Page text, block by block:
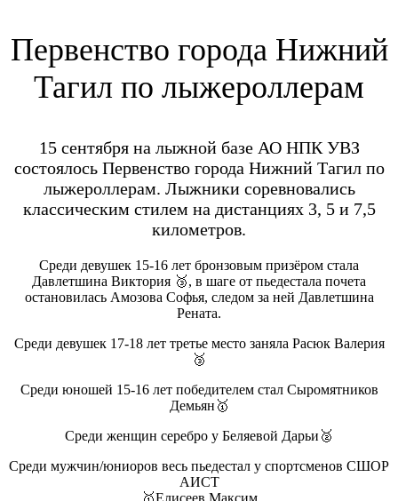
Первенство города Нижний
Тагил по лыжероллерам
15 сентября на лыжной базе АО НПК УВЗ
состоялось Первенство города Нижний Тагил по
лыжероллерам. Лыжники соревновались
классическим стилем на дистанциях 3, 5 и 7,5
километров.
Среди девушек 15-16 лет бронзовым призёром стала
Давлетшина Виктория 🥉, в шаге от пьедестала почета
остановилась Амозова Софья, следом за ней Давлетшина
Рената.
Среди девушек 17-18 лет третье место заняла Расюк Валерия
🥉
Среди юношей 15-16 лет победителем стал Сыромятников
Демьян🥇
Среди женщин серебро у Беляевой Дарьи🥈
Среди мужчин/юниоров весь пьедестал у спортсменов СШОР
АИСТ